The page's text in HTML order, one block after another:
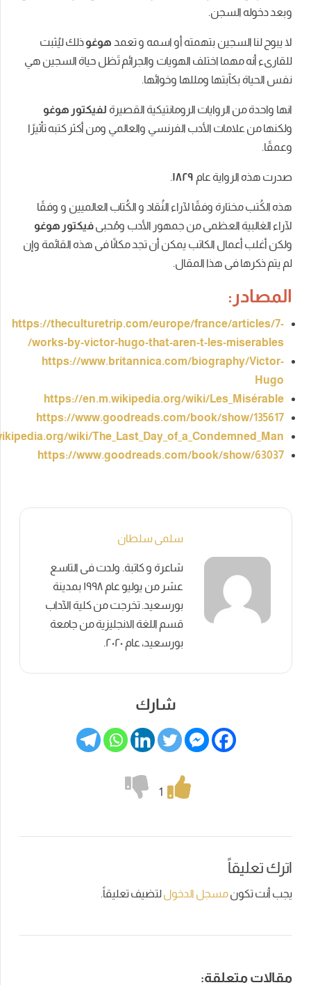
بتهمتهأواسمه وتعمدهوغوذلكليُثبت
اختلف الهوياتوالجرائمتَظلحياةالسجينهي
ومللهاوخوائها.
الرومانتيكية القصيرةلفيكتور هوغو
الأدب الفرنسي والعالمي ومن أكثر كتبه تأثيرًا
عام١٨٢٩.
وفقًا لآراء النُقاد و الكُتاب العالميين و وفقًا
العظمى من جمهور الأدب ومُحبىفيكتور هوغو
الكاتب يمكن أن تجد مكانًا فى هذه القائمة وإن
هذا المقال.
https://theculturetrip.com/europe/france/
works-by-victor-hugo-that-aren-t-les-
https://www.britannica.com/
https://en.m.wikipedia.org/wiki/
https://www.goodreads.com/book/
https://en.m.wikipedia.org/wiki/
https://www.goodreads.com/book/
شاعرة و كاتبة. ولدت فى التاسع
عشر من يوليو عام ١٩٩٨ بمدينة
بورسعيد. تخرجت من كلية الآداب
قسم اللغة الانجليزية من جامعة
مسجل الدخوللتضيف تعليقاً.